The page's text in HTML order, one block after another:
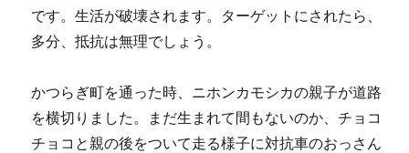
です。生活が破壊されます。ターゲットにされたら、
多分、抵抗は無理でしょう。
かつらぎ町を通った時、ニホンカモシカの親子が道路
を横切りました。まだ生まれて間もないのか、チョコ
チョコと親の後をついて走る様子に対抗車のおっさん